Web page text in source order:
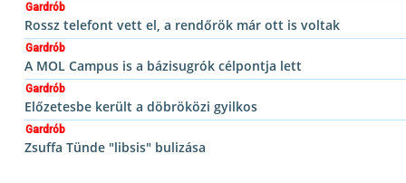
Gardrób
Rossz telefont vett el, a rendőrök már ott is voltak
Gardrób
A MOL Campus is a bázisugrók célpontja lett
Gardrób
Előzetesbe került a döbröközi gyilkos
Gardrób
Zsuffa Tünde "libsis" bulizása